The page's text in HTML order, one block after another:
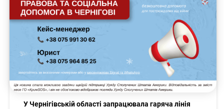
У Чернігівській області запрацювала гаряча лінія